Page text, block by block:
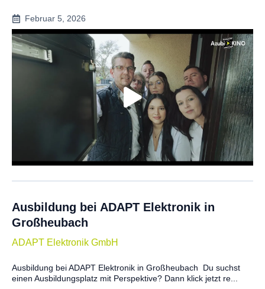
Februar 5, 2026
Ausbildung bei ADAPT Elektronik in
Großheubach
ADAPT Elektronik GmbH
Ausbildung bei ADAPT Elektronik in Großheubach Du suchst
einen Ausbildungsplatz mit Perspektive? Dann klick jetzt re...